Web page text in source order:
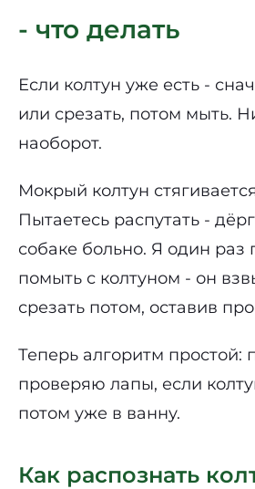
- что делать
Если колтун уже есть -
или срезать, потом мыть.
наоборот.
Мокрый колтун
Пытаетесь распутать -
собаке больно. Я один раз
помыть с колтуном - он
срезать потом, оставив
Теперь алгоритм простой:
проверяю лапы, если
потом уже в ванну.
Как распознать